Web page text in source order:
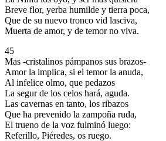
Breve flor, yerba humilde y tierra poca,
Que de su nuevo tronco vid lasciva,
Muerta de amor, y de temor no viva.
45
Mas -cristalinos pámpanos sus brazos-
Amor la implica, si el temor la anuda,
Al infelice olmo, que pedazos
La segur de los celos hará, aguda.
Las cavernas en tanto, los ribazos
Que ha prevenido la zampoña ruda,
El trueno de la voz fulminó luego:
Referillo, Piéredes, os ruego.